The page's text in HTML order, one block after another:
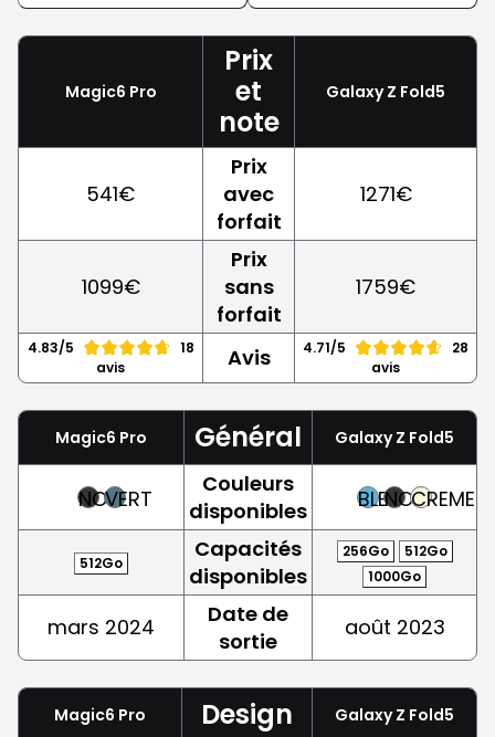
Magic6 Pro
Prix
et
note
Galaxy Z Fold5
541€
Prix
avec
forfait
1271€
1099€
Prix
sans
forfait
1759€
4.83/5
18
avis
Avis 4.71/5
28
avis
Magic6 Pro Général Galaxy Z Fold5
NOIRVERT
Couleurs
disponibles
BLEUNOIRCREME
512Go
Capacités
disponibles
256Go
512Go
1000Go
mars 2024
Date de
sortie
août 2023
Magic6 Pro Design Galaxy Z Fold5